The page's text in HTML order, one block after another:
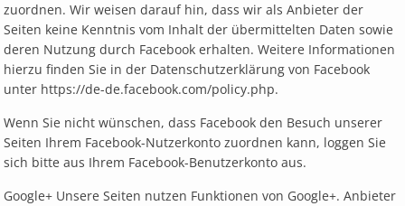
zuordnen. Wir weisen darauf hin, dass wir als Anbieter der
Seiten keine Kenntnis vom Inhalt der übermittelten Daten sowie
deren Nutzung durch Facebook erhalten. Weitere Informationen
hierzu finden Sie in der Datenschutzerklärung von Facebook
unter https://de-de.facebook.com/policy.php.
Wenn Sie nicht wünschen, dass Facebook den Besuch unserer
Seiten Ihrem Facebook-Nutzerkonto zuordnen kann, loggen Sie
sich bitte aus Ihrem Facebook-Benutzerkonto aus.
Google+ Unsere Seiten nutzen Funktionen von Google+. Anbieter